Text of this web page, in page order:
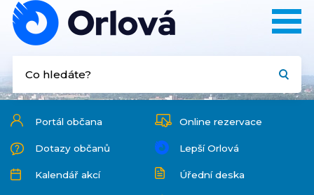
Portál občana Online rezervace
Dotazy občanů Lepší Orlová
Kalendář akcí Úřední deska